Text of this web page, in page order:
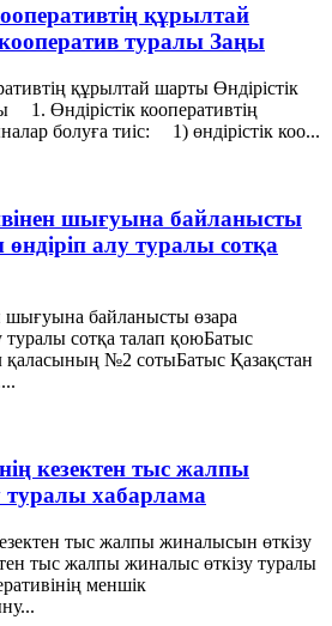
құрылтай
туралы Заңы
құрылтай шарты Өндiрiстiк
1. Өндiрiстiк кооперативтiң
болуға тиіс: 1) өндiрiстiк коо...
шығуына байланысты
алу туралы сотқа
шығуына байланысты өзара
туралы сотқа талап қоюБатыс
қаласының №2 сотыБатыс Қазақстан
кезектен тыс жалпы
хабарлама
тыс жалпы жиналысын өткізу
тыс жалпы жиналыс өткізу туралы
меншік